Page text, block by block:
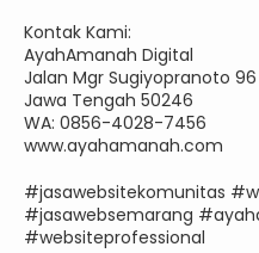
Kontak Kami:
AyahAmanah Digital
Jalan Mgr Sugiyopranoto
Jawa Tengah 50246
WA: 0856-4028-7456
www.ayahamanah.com
#jasawebsitekomunitas
#jasawebsemarang
#websiteprofessional